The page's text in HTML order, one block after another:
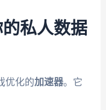
私人数据
优化的加速器。它